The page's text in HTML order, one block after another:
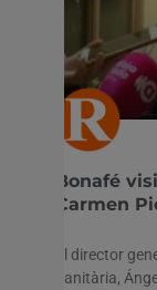
Bonafé
Carmen
El director
Sanitària,